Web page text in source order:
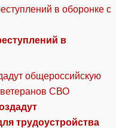
в
трудоустройства